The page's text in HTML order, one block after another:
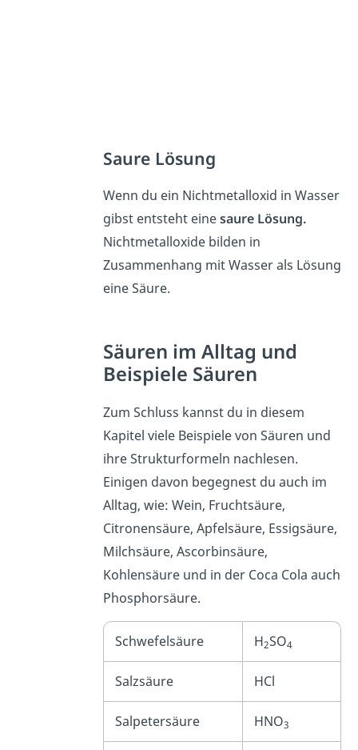
Saure Lösung
Wenn du ein Nichtmetalloxid in Wasser
gibst entsteht einesaure Lösung.
Nichtmetalloxide bilden in
Zusammenhang mit Wasser als Lösung
eine Säure.
Säuren im Alltag und
Beispiele Säuren
Zum Schluss kannst du in diesem
Kapitel viele Beispiele von Säuren und
ihre Strukturformeln nachlesen.
Einigen davon begegnest du auch im
Alltag, wie: Wein, Fruchtsäure,
Citronensäure, Apfelsäure, Essigsäure,
Milchsäure, Ascorbinsäure,
Kohlensäure und in der Coca Cola auch
Phosphorsäure.
Schwefelsäure H2SO4
Salzsäure HCl
Salpetersäure HNO3